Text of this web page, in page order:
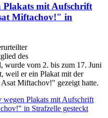
Plakats mit Aufschrift
Miftachov!" in
des
wurde vom 2. bis zum 17. Juni
weil er ein Plakat mit der
Miftachov!" gezeigt hatte.
wegen Plakats mit Aufschrift
in Strafzelle gesteckt